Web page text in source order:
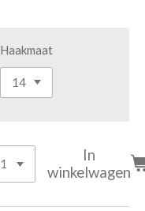
Haakmaat
In
winkelwagen